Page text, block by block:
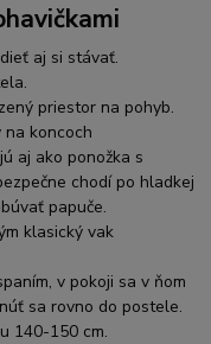
aj si stávať.
priestor na pohyb.
na koncoch
aj ako ponožka s
chodí po hladkej
papuče.
klasický vak
v pokoji sa v ňom
sa rovno do postele.
140-150 cm.